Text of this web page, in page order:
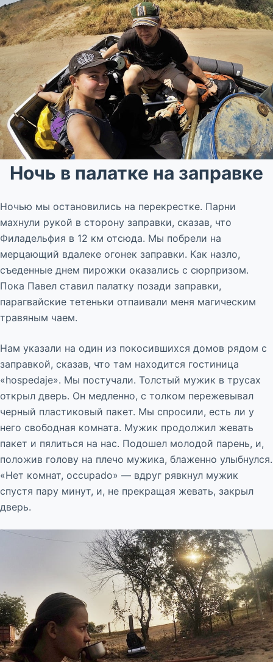
Ночь в палатке на заправке
Ночью мы остановились на перекрестке. Парни
махнули рукой в сторону заправки, сказав, что
Филадельфия в 12 км отсюда. Мы побрели на
мерцающий вдалеке огонек заправки. Как назло,
съеденные днем пирожки оказались с сюрпризом.
Пока Павел ставил палатку позади заправки,
парагвайские тетеньки отпаивали меня магическим
травяным чаем.
Нам указали на один из покосившихся домов рядом с
заправкой, сказав, что там находится гостиница
«hospedaje». Мы постучали. Толстый мужик в трусах
открыл дверь. Он медленно, с толком пережевывал
черный пластиковый пакет. Мы спросили, есть ли у
него свободная комната. Мужик продолжил жевать
пакет и пялиться на нас. Подошел молодой парень, и,
положив голову на плечо мужика, блаженно улыбнулся.
«Нет комнат, occupado» — вдруг рявкнул мужик
спустя пару минут, и, не прекращая жевать, закрыл
дверь.